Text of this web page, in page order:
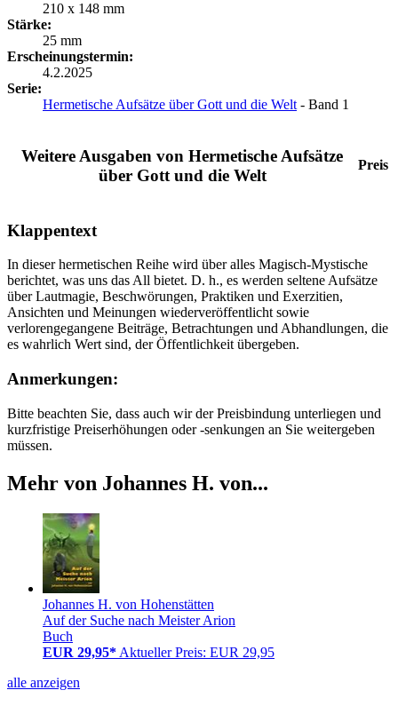
210 x 148 mm
Stärke:
25 mm
Erscheinungstermin:
4.2.2025
Serie:
Hermetische Aufsätze über Gott und die Welt - Band 1
Weitere Ausgaben von Hermetische Aufsätze
über Gott und die Welt
Preis
Klappentext
In dieser hermetischen Reihe wird über alles Magisch-Mystische
berichtet, was uns das All bietet. D. h., es werden seltene Aufsätze
über Lautmagie, Beschwörungen, Praktiken und Exerzitien,
Ansichten und Meinungen wiederveröffentlicht sowie
verlorengegangene Beiträge, Betrachtungen und Abhandlungen, die
es wahrlich Wert sind, der Öffentlichkeit übergeben.
Anmerkungen:
Bitte beachten Sie, dass auch wir der Preisbindung unterliegen und
kurzfristige Preiserhöhungen oder -senkungen an Sie weitergeben
müssen.
Mehr von Johannes H. von...
Johannes H. von Hohenstätten
Auf der Suche nach Meister Arion
Buch
EUR 29,95* Aktueller Preis: EUR 29,95
alle anzeigen